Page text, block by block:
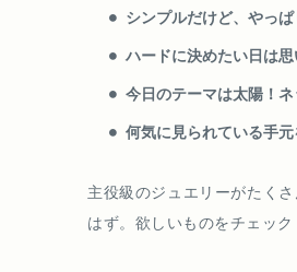
シンプルだけど、やっぱ
ハードに決めたい日は思
今日のテーマは太陽！
何気に見られている手
主役級のジュエリーがたく
はず。欲しいものをチェック